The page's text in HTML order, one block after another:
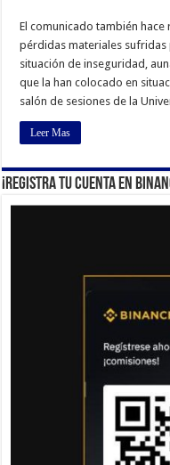
El comunicado también
pérdidas materiales
situación de inseguridad,
que la han colocado en
salón de sesiones de la
Leer Mas
¡Registra tu cuenta en